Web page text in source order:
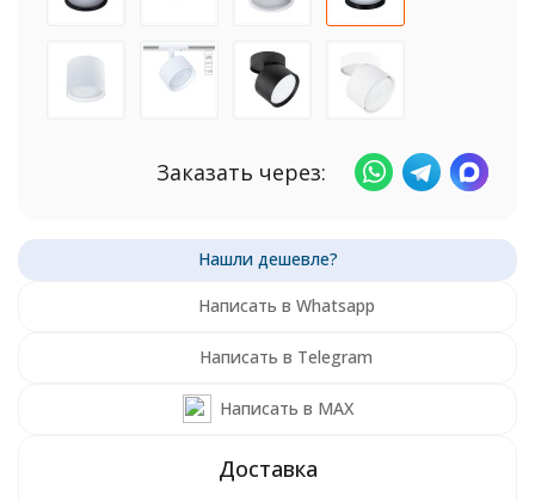
Заказать через:
Написать в Whatsapp
Написать в Telegram
Написать в MAX